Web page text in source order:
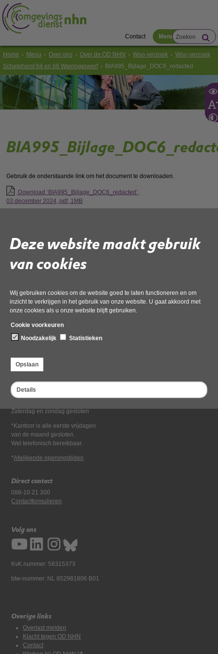
Deze website maakt gebruik
van cookies
Wij gebruiken cookies om de website goed te laten functioneren en om
inzicht te verkrijgen in het gebruik van onze website. U gaat akkoord met
onze cookies als u onze website blijft gebruiken.
Cookie voorkeuren
Noodzakelijk
Statistieken
Opslaan
Details
Contact Menu
Home Menu Over ons Over de OD NHN Woo-verzoek
Woo-verzoek
Schelphorst 64 en 66 Wieringerwerf
BIA995_Bijlage_DOC6_redacted
Gebruik de onderstaande link om het document te downloaden.
Download ‘BIA995_Bijlage_DOC6_redacted’,
03 december 2024, pdf, 1MB
Bezoekadres
Dampten 2, 1624 NR Hoorn
Postbus 2095, 1620 EB Hoorn
Openingstijden kantoor
Maandag tot en met vrijdag*
van 08:00 tot 16:30
Zaterdag en zondag gesloten
*Kantoor is alle eerste vrijdagen
van de maand gesloten.
Wel telefonisch bereikbaar.
*Afwijkende openingstijden
Direct contact
088-10 21 300
Contactformulieren
Volg ons
KvK nummer: 58315373
btw-nummer: NL 852981806 B01
Overige links
Overlast melden
Klacht tegen OD NHN
Contact